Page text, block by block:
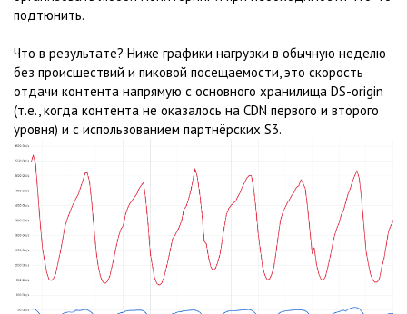
подтюнить.
Что в результате? Ниже графики нагрузки в обычную неделю
без происшествий и пиковой посещаемости, это скорость
отдачи контента напрямую с основного хранилища DS-origin
(т.е., когда контента не оказалось на CDN первого и второго
уровня) и с использованием партнёрских S3.